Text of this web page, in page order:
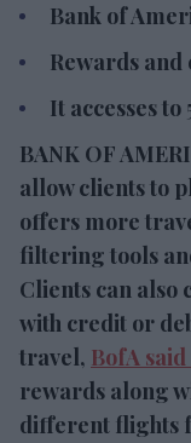
Bank of
Rewards
It accesses
BANK OF
allow clients to
offers more
filtering tools
Clients can
with credit or
travel, BofA
rewards along
different flights